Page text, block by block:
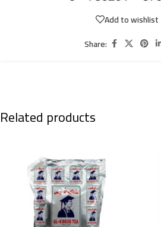
Add to wishlist
Share:
Related products